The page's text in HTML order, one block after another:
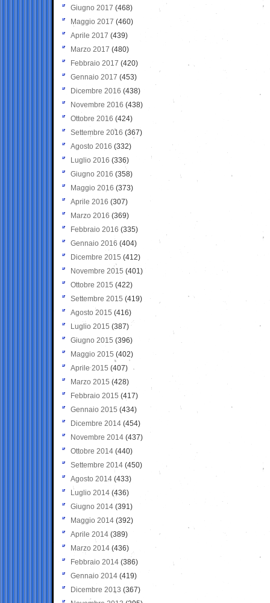
Giugno 2017 (468)
Maggio 2017 (460)
Aprile 2017 (439)
Marzo 2017 (480)
Febbraio 2017 (420)
Gennaio 2017 (453)
Dicembre 2016 (438)
Novembre 2016 (438)
Ottobre 2016 (424)
Settembre 2016 (367)
Agosto 2016 (332)
Luglio 2016 (336)
Giugno 2016 (358)
Maggio 2016 (373)
Aprile 2016 (307)
Marzo 2016 (369)
Febbraio 2016 (335)
Gennaio 2016 (404)
Dicembre 2015 (412)
Novembre 2015 (401)
Ottobre 2015 (422)
Settembre 2015 (419)
Agosto 2015 (416)
Luglio 2015 (387)
Giugno 2015 (396)
Maggio 2015 (402)
Aprile 2015 (407)
Marzo 2015 (428)
Febbraio 2015 (417)
Gennaio 2015 (434)
Dicembre 2014 (454)
Novembre 2014 (437)
Ottobre 2014 (440)
Settembre 2014 (450)
Agosto 2014 (433)
Luglio 2014 (436)
Giugno 2014 (391)
Maggio 2014 (392)
Aprile 2014 (389)
Marzo 2014 (436)
Febbraio 2014 (386)
Gennaio 2014 (419)
Dicembre 2013 (367)